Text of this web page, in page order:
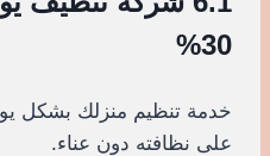
30%
خدمة تنظيم منزلك بشكل
على نظافته دون عناء.